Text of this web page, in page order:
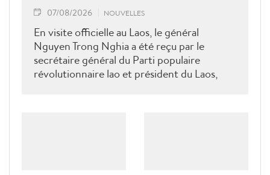
07/08/2026 NOUVELLES
En visite officielle au Laos, le général
Nguyen Trong Nghia a été reçu par le
secrétaire général du Parti populaire
révolutionnaire lao et président du Laos,